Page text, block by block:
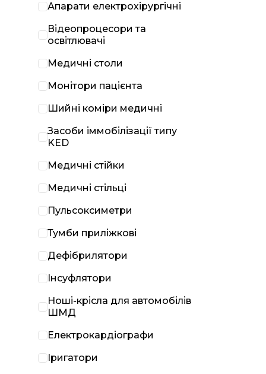
Апарати електрохірургічні
Відеопроцесори та
освітлювачі
Медичні столи
Монітори пацієнта
Шийні коміри медичні
Засоби іммобілізації типу
KED
Медичні стійки
Медичні стільці
Пульсоксиметри
Тумби приліжкові
Дефібрилятори
Інсуфлятори
Ноші-крісла для автомобілів
ШМД
Електрокардіографи
Іригатори